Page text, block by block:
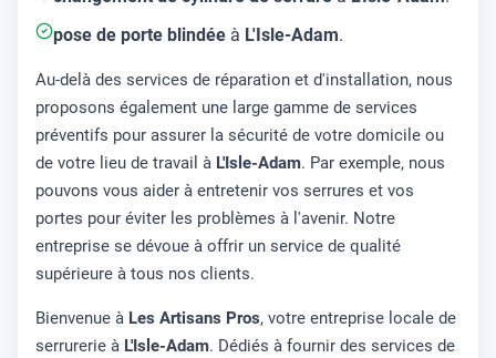
pose de porte blindée à L'Isle-Adam.
Au-delà des services de réparation et d'installation, nous
proposons également une large gamme de services
préventifs pour assurer la sécurité de votre domicile ou
de votre lieu de travail à L'Isle-Adam. Par exemple, nous
pouvons vous aider à entretenir vos serrures et vos
portes pour éviter les problèmes à l'avenir. Notre
entreprise se dévoue à offrir un service de qualité
supérieure à tous nos clients.
Bienvenue à Les Artisans Pros, votre entreprise locale de
serrurerie à L'Isle-Adam. Dédiés à fournir des services de